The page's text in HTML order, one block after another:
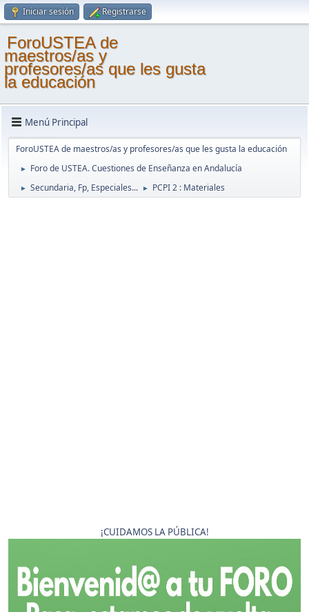
Iniciar sesión Registrarse
ForoUSTEA de
maestros/as y
profesores/as que les gusta
la educación
Menú Principal
ForoUSTEA de maestros/as y profesores/as que les gusta la educación
► Foro de USTEA. Cuestiones de Enseñanza en Andalucía
► Secundaria, Fp, Especiales... ► PCPI 2 : Materiales
¡CUIDAMOS LA PÚBLICA!